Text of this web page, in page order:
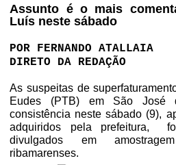
Assunto é o mais
Luís neste sábado
POR FERNANDO ATALLAIA
DIRETO DA REDAÇÃO
As suspeitas de
Eudes (PTB) em São José
consistência neste sábado (9),
adquiridos pela prefeitura,
divulgados em
ribamarenses.